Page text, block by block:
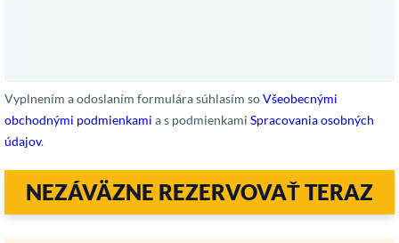
Vyplnením a odoslaním formulára súhlasím soVšeobecnými
obchodnými podmienkami a s podmienkami Spracovania osobných
údajov.
NEZÁVÄZNE REZERVOVAŤ TERAZ